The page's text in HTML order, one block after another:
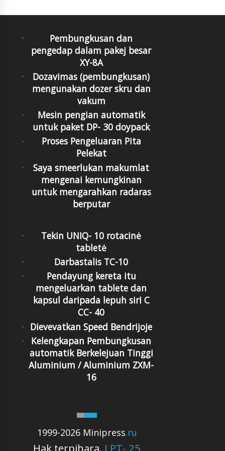
Pembungkusan dan
pengedap dalam pakej besar
XY-8A
Dozavimas (pembungkusan)
mengunakan dozer skru dan
vakum
Mesin pengian automatik
untuk paket DP- 30 doypack
Proses Pengeluaran Pita
Pelekat
Saya smeerlukan makumlat
mengenai kemungkinan
untuk mengarahkan radaras
berputar
1999-2026 Minipress.ru
Hak terpihara. LPT- 25
Tekin UNIQ- 10 rotacinė
tabletė
Darbastalis TC-10
Pendayung kereta itu
mengeluarkan tablete dan
kapsul daripada lepuh sirI C
CC- 40
Dievevatkan Speed Bendrijoje
Kelengkapan Pembungkusan
automatik Berkelejuan Tinggi
Aluminium / Aluminium ZXM-
16